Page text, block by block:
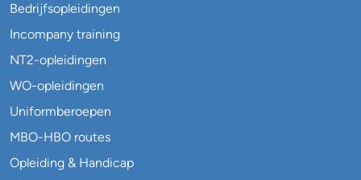
Bedrijfsopleidingen
Incompany training
NT2-opleidingen
WO-opleidingen
Uniformberoepen
MBO-HBO routes
Opleiding & Handicap